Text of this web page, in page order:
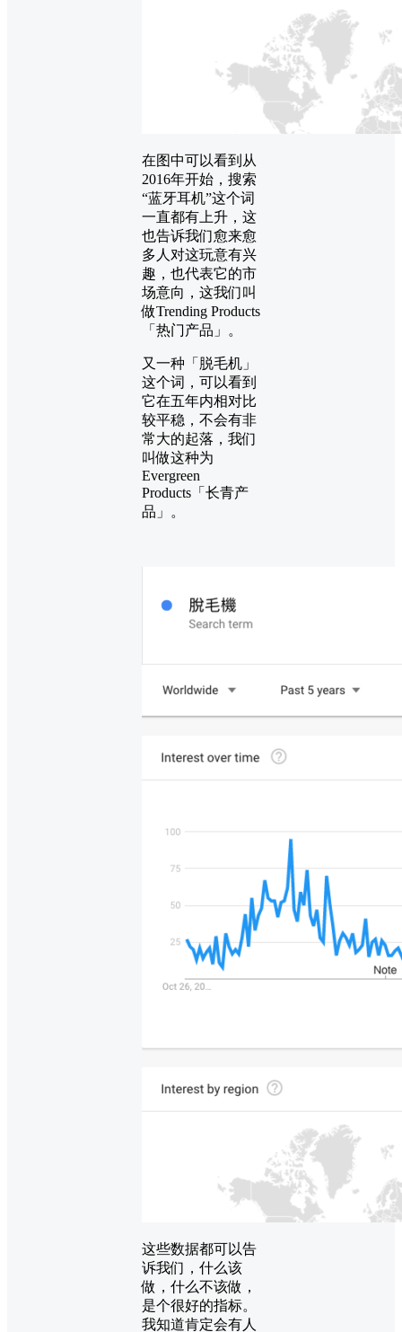
在图中可以看到从
2016年开始，搜索
“蓝牙耳机”这个词
一直都有上升，这
也告诉我们愈来愈
多人对这玩意有兴
趣，也代表它的市
场意向，这我们叫
做Trending Products
「热门产品」。
又一种「脱毛机」
这个词，可以看到
它在五年内相对比
较平稳，不会有非
常大的起落，我们
叫做这种为
Evergreen
Products「长青产
品」。
这些数据都可以告
诉我们，什么该
做，什么不该做，
是个很好的指标。
我知道肯定会有人